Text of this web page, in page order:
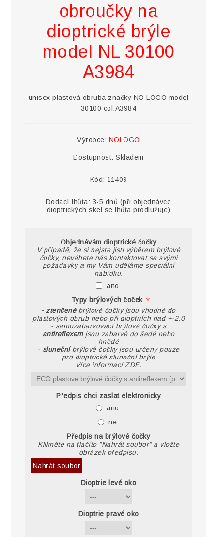
obroučky na
dioptrické brýle
model NL 30100
A3984
unisex plastová obruba značky NO LOGO model
30100 col.A3984
Výrobce: NOLOGO
Dostupnost: Skladem
Kód: 11409
Dodací lhůta: 3-5 dnů (při objednávce
dioptrických skel se lhůta prodlužuje)
Objednávám dioptrické čočky
V případě, že si nejste jisti výběrem brýlové
čočky, neváhete nás kontaktovat se svými
požadavky a my Vám uděláme speciální
nabídku.
ano
Typy brýlových čoček *
- ztenčené brýlové čočky jsou vhodné do
plastových obrub nebo při dioptriích nad +-2,0
- samozabarvovací brýlové čočky s
antireflexemjsou zabarvé do šedé nebo
hnědé
- slunečníbrýlové čočky jsou určeny pouze
pro dioptrické sluneční brýle
Více informací ZDE.
Předpis chci zaslat elektronicky
ano
ne
Předpis na brýlové čočky
Klikněte na tlačíto "Nahrát soubor" a vložte
obrázek předpisu.
Nahrát soubor
Dioptrie levé oko
Dioptrie pravé oko